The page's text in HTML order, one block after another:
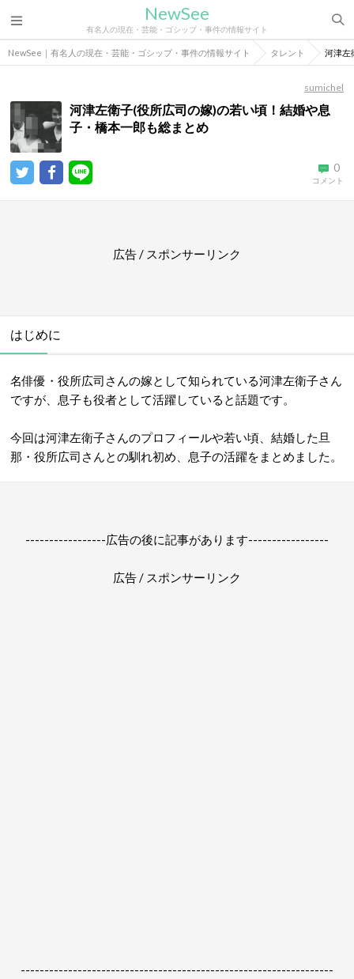
NewSee
有名人の現在・芸能・ゴシップ・事件の情報サイト
NewSee｜有名人の現在・芸能・ゴシップ・事件の情報サイト タレント 河津左
sumichel
河津左衛子(役所広司の嫁)の若い頃！結婚や息
子・橋本一郎も総まとめ
0
コメント
広告 / スポンサーリンク
はじめに
名俳優・役所広司さんの嫁として知られている河津左衛子さん
ですが、息子も役者として活躍していると話題です。
今回は河津左衛子さんのプロフィールや若い頃、結婚した旦
那・役所広司さんとの馴れ初め、息子の活躍をまとめました。
-----------------広告の後に記事があります-----------------
広告 / スポンサーリンク
------------------------------------------------------------------